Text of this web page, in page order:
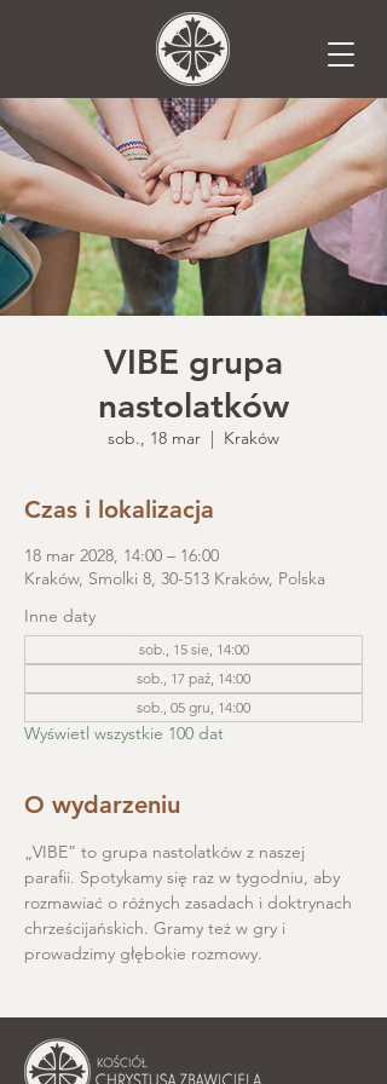
VIBE grupa
nastolatków
sob., 18 mar
  |
Kraków
Czas i lokalizacja
18 mar 2028, 14:00 – 16:00
Kraków, Smolki 8, 30-513 Kraków, Polska
Inne daty
sob., 15 sie, 14:00
sob., 17 paź, 14:00
sob., 05 gru, 14:00
Wyświetl wszystkie 100 dat
O wydarzeniu
„VIBE” to grupa nastolatków z naszej
parafii. Spotykamy się raz w tygodniu, aby
rozmawiać o różnych zasadach i doktrynach
chrześcijańskich. Gramy też w gry i
prowadzimy głębokie rozmowy.